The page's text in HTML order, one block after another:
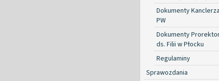
Dokumenty Kanclerza
PW
Dokumenty
ds. Filii w Płocku
Regulaminy
Sprawozdania